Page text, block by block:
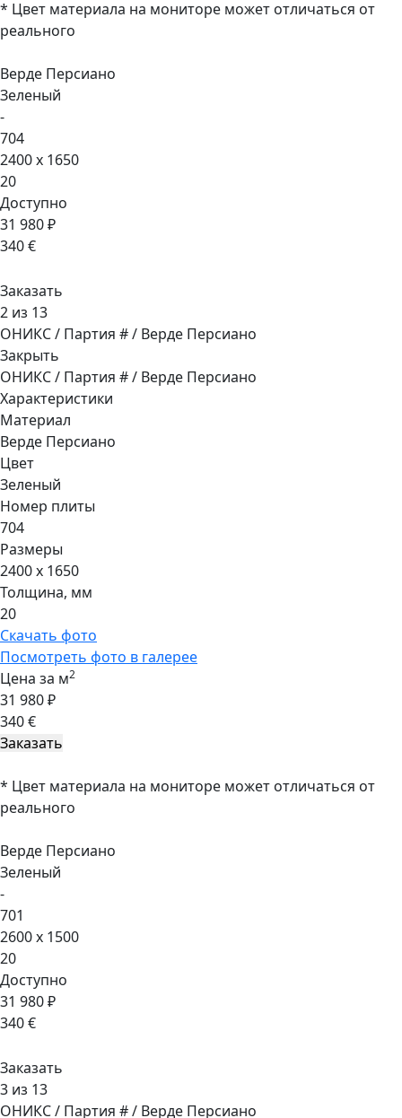
* Цвет материала на мониторе может отличаться от
реального
Верде Персиано
Зеленый
-
704
2400 x 1650
20
Доступно
31 980 ₽
340 €
Заказать
2 из 13
ОНИКС / Партия # / Верде Персиано
Закрыть
ОНИКС / Партия # / Верде Персиано
Характеристики
Материал
Верде Персиано
Цвет
Зеленый
Номер плиты
704
Размеры
2400 x 1650
Толщина, мм
20
Скачать фото
Посмотреть фото в галерее
Цена за м2
31 980 ₽
340 €
* Цвет материала на мониторе может отличаться от
реального
Верде Персиано
Зеленый
-
701
2600 x 1500
20
Доступно
31 980 ₽
340 €
Заказать
3 из 13
ОНИКС / Партия # / Верде Персиано